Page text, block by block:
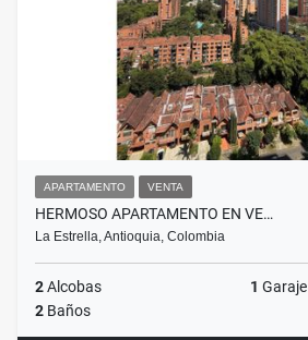
APARTAMENTO VENTA
HERMOSO APARTAMENTO EN VE…
La Estrella, Antioquia, Colombia
2Alcobas 1 Garaje
2 Baños